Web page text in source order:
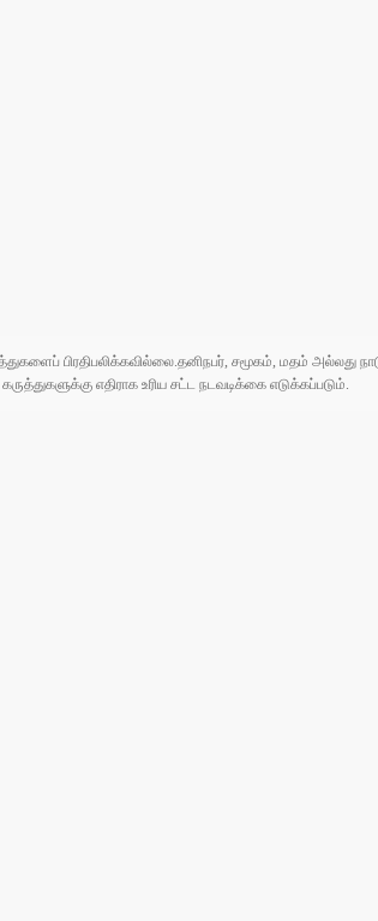
பிரதிபலிக்கவில்லை.தனிநபர், சமூகம், மதம் அல்லது
எதிராக உரிய சட்ட நடவடிக்கை எடுக்கப்படும்.